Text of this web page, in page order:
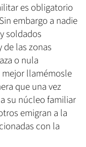
es obligatorio
embargo a nadie
soldados
de las zonas
o nula
llamémosle
que una vez
su núcleo familiar
emigran a la
con la